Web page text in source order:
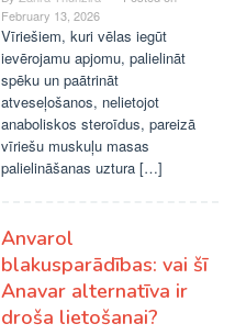
February 13, 2026
Vīriešiem, kuri vēlas iegūt
ievērojamu apjomu, palielināt
spēku un paātrināt
atveseļošanos, nelietojot
anaboliskos steroīdus, pareizā
vīriešu muskuļu masas
palielināšanas uztura […]
Anvarol
blakusparādības: vai šī
Anavar alternatīva ir
droša lietošanai?